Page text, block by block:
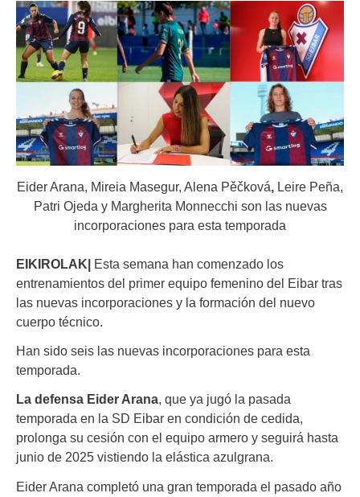
Eider Arana, Mireia Masegur, Alena Pěčková Leire Peña,
Patri Ojeda y Margherita Monnecchi son las nuevas
incorporaciones para esta temporada
EIKIROLAK| Esta semana han comenzado los
entrenamientos del primer equipo femenino del Eibar tras
las nuevas incorporaciones y la formación del nuevo
cuerpo técnico.
Han sido seis las nuevas incorporaciones para esta
temporada.
La defensa Eider Arana, que ya jugó la pasada
temporada en la SD Eibar en condición de cedida,
prolonga su cesión con el equipo armero y seguirá hasta
junio de 2025 vistiendo la elástica azulgrana.
Eider Arana completó una gran temporada el pasado año